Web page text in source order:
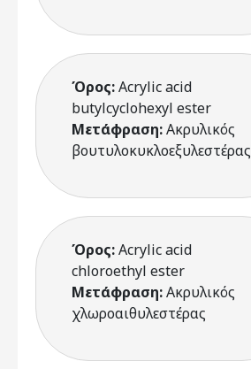
Όρος:Acrylic acid
butylcyclohexyl ester
Μετάφραση:Ακρυλικός
βουτυλοκυκλοεξυλεστέρας
Όρος:Acrylic acid
chloroethyl ester
Μετάφραση:Ακρυλικός
χλωροαιθυλεστέρας